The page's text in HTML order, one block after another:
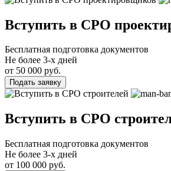
Вступить в СРО
Бесплатная подготовка документов
Не более 3-х дней
от 50 000 руб.
Подать заявку
Вступить в СРО
Бесплатная подготовка документов
Не более 3-х дней
от 100 000 руб.